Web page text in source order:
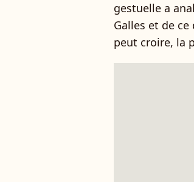
gestuelle a
Galles et de ce
peut croire, la